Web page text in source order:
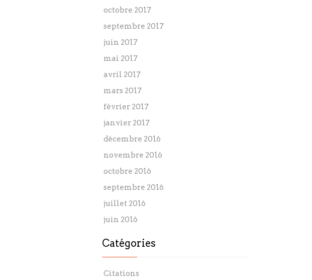
octobre 2017
septembre 2017
juin 2017
mai 2017
avril 2017
mars 2017
février 2017
janvier 2017
décembre 2016
novembre 2016
octobre 2016
septembre 2016
juillet 2016
juin 2016
Catégories
Citations